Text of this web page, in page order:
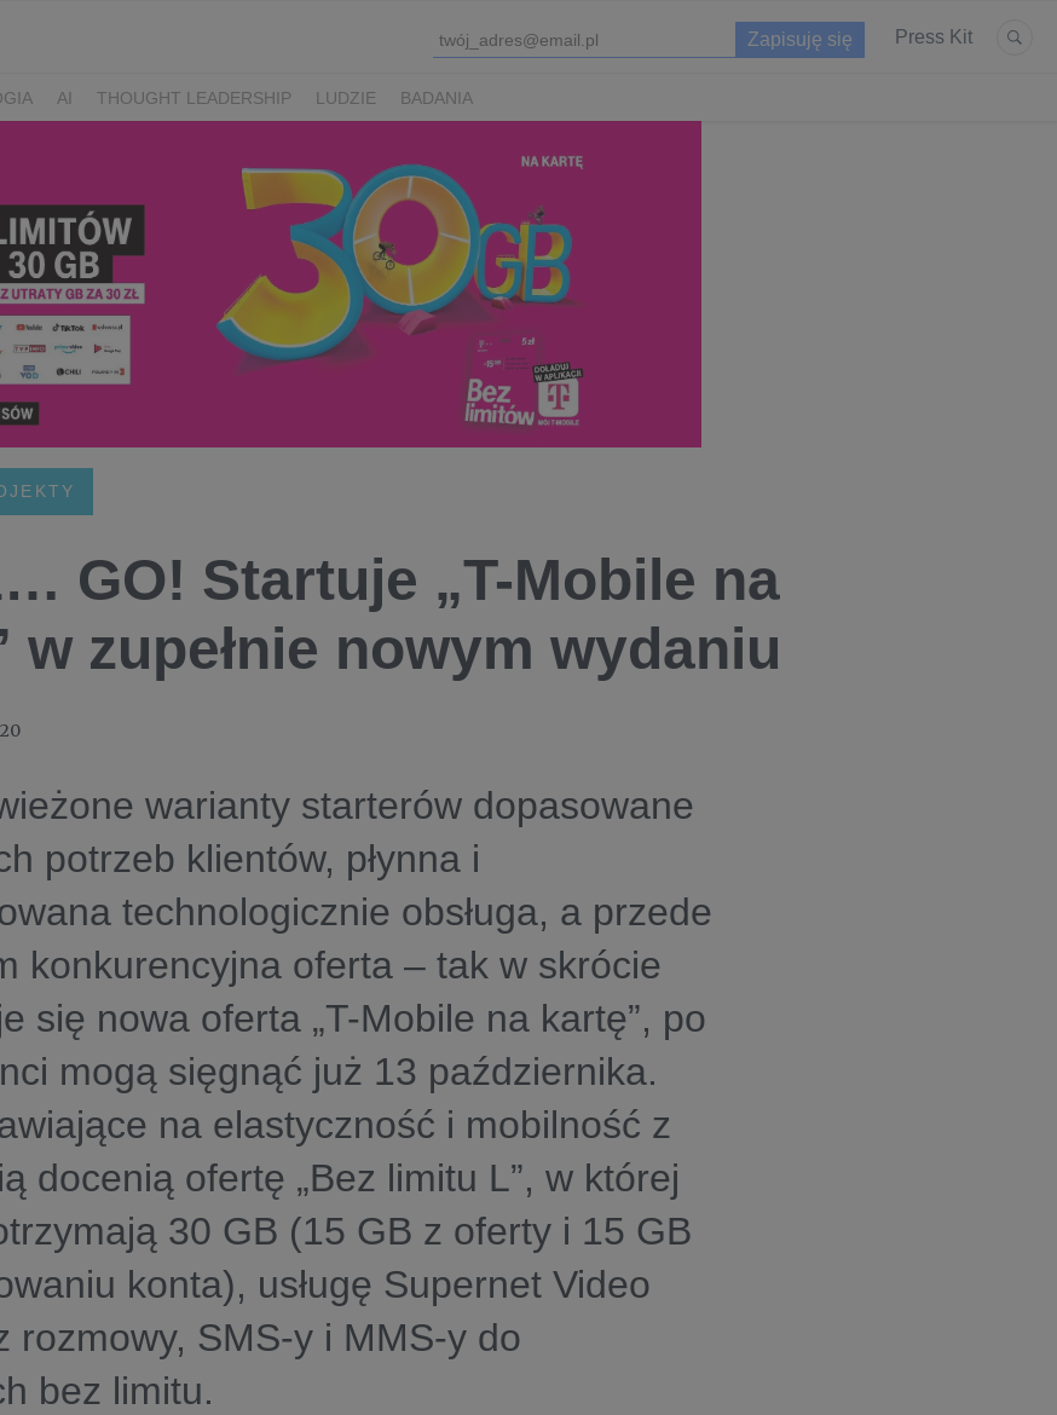
Press Kit
AI THOUGHT LEADERSHIP LUDZIE BADANIA
GO! Startuje „T-Mobile na
w zupełnie nowym wydaniu
warianty starterów dopasowane
potrzeb klientów, płynna i
technologicznie obsługa, a przede
konkurencyjna oferta – tak w skrócie
się nowa oferta „T-Mobile na kartę”, po
mogą sięgnąć już 13 października.
na elastyczność i mobilność z
docenią ofertę „Bez limitu L”, w której
30 GB (15 GB z oferty i 15 GB
konta), usługę Supernet Video
rozmowy, SMS-y i MMS-y do
bez limitu.